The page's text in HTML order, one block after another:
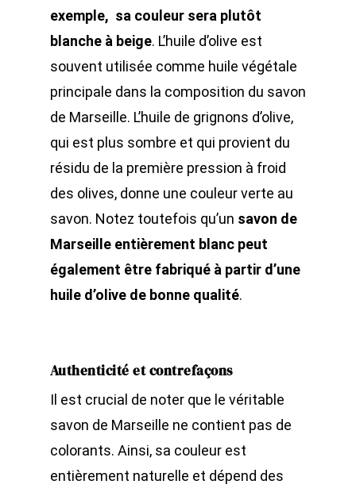
exemple, sa couleur sera plutôt
blanche à beige. L’huile d’olive est
souvent utilisée comme huile végétale
principale dans la composition du savon
de Marseille. L’huile de grignons d’olive,
qui est plus sombre et qui provient du
résidu de la première pression à froid
des olives, donne une couleur verte au
savon. Notez toutefois qu’un savon de
Marseille entièrement blanc peut
également être fabriqué à partir d’une
huile d’olive de bonne qualité.
Authenticité et contrefaçons
Il est crucial de noter que le véritable
savon de Marseille ne contient pas de
colorants. Ainsi, sa couleur est
entièrement naturelle et dépend des